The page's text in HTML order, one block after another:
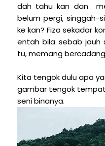
dah tahu kan dan
belum pergi, singgah-
ke kan? Fiza sekadar
entah bila sebab jauh
tu, memang
Kita tengok dulu apa
gambar tengok
seni binanya.